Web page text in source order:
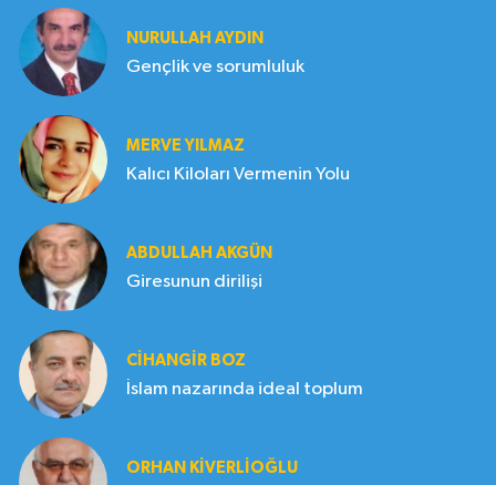
NURULLAH AYDIN
Gençlik ve sorumluluk
MERVE YILMAZ
Kalıcı Kiloları Vermenin Yolu
ABDULLAH AKGÜN
Giresunun dirilişi
CIHANGIR BOZ
İslam nazarında ideal toplum
ORHAN KIVERLIOĞLU